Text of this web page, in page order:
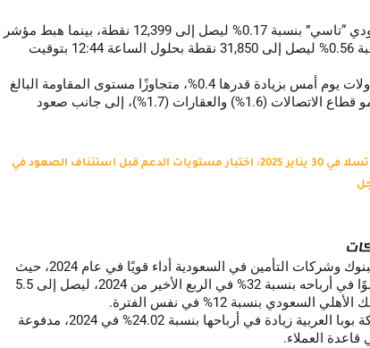
تراجع المؤشر العام السعودي “تاسي” بنسبة 0.17% ليصل إلى 12,399 نقطة، بينما هبط مؤشر
السوق الموازية “نمو” بنسبة 0.56% ليصل إلى 31,850 نقطة بحلول الساعة 12:44 بتوقيت
أنهى المؤشر الرئيسي تداولات يوم أمس بزيادة قدرها 0.4%، متجاوزًا مستوى المقاومة البالغ
12,400 نقطة، بدعم من نمو قطاع الاتصالات (1.6%) والعقارات (1.7%)، إلى جانب صعود
توقعات سهم تسلا في 30 يناير 2025: اختبار مستويات الدعم قبل استئناف الصعود في
البنوك والتأمين: حققت البنوك وشركات التأمين في السعودية أداء قويًا في عام 2024، حيث
سجل مصرف الراجحي نموًا في أرباحه بنسبة 32% في الربع الأخير من 2024، ليصل إلى 5.5
السعودي بنسبة 12% في نفس الفترة.
قطاع التأمين: حققت شركة بوبا العربية زيادة في أرباحها بنسبة 24.02% في 2024، مدفوعة
قاعدة العملاء.